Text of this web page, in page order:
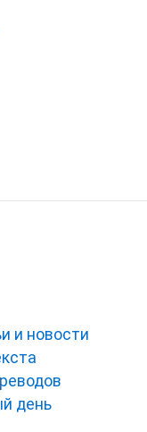
и новости
день